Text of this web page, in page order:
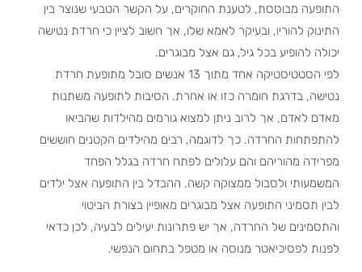
התופעה מבוססת, לטענת החוקרים, על הקשר הטבעי שנוצר בין
התינוק להוריו, ובעיקר לאמא שלו, אך חשוב לציין כי חרדת נטישה
יכולה להופיע בכל גיל, גם אצל מבוגרים.
לפי הסטטיסטיקה אחד מתוך 13 אנשים סובל מתופעת חרדת
נטישה, בדרגת חומרה כזו או אחרת. הסיבות לתופעה משתנות
מאדם לאדם, אך לרוב ניתן למצוא גורמים מהילדות שהביאו
להתפתחות החרדה. כך לדוגמה, רבים מהילדים הקטנים חוששים
מפרידה מהוריהם והם עלולים לפתח חרדה בגלל הפחד
המשמעותי ולסבול ממצוקה קשה. ההבדל בין התופעה אצל ילדים
לבין תסמיני התופעה אצל מבוגרים מאופיין בצורת הביטוי
והתסמינים של החרדה, אך יש פתרונות יעילים לבעיה, לכן כדאי
לפנות לפסיכיאטר מנוסה או מטפל בתחום הנפשי.